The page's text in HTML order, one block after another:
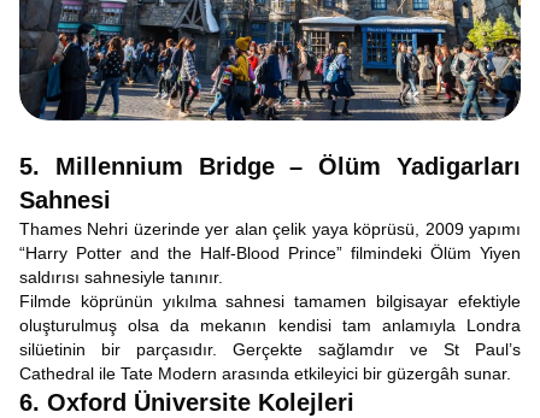
5. Millennium Bridge – Ölüm Yadigarları
Sahnesi
Thames Nehri üzerinde yer alan çelik yaya köprüsü, 2009 yapımı
“Harry Potter and the Half-Blood Prince” filmindeki Ölüm Yiyen
saldırısı sahnesiyle tanınır.
Filmde köprünün yıkılma sahnesi tamamen bilgisayar efektiyle
oluşturulmuş olsa da mekanın kendisi tam anlamıyla Londra
silüetinin bir parçasıdır. Gerçekte sağlamdır ve St Paul’s
Cathedral ile Tate Modern arasında etkileyici bir güzergâh sunar.
6. Oxford Üniversite Kolejleri